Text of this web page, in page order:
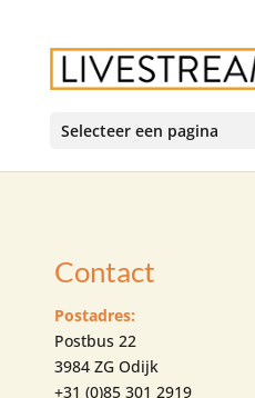
Selecteer een pagina
Contact
Postadres:
Postbus 22
3984 ZG Odijk
+31 (0)85 301 2919